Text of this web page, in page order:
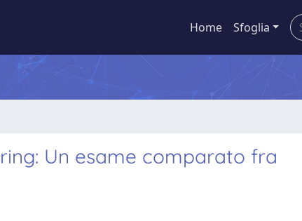
Home Sfoglia
Un esame comparato fra